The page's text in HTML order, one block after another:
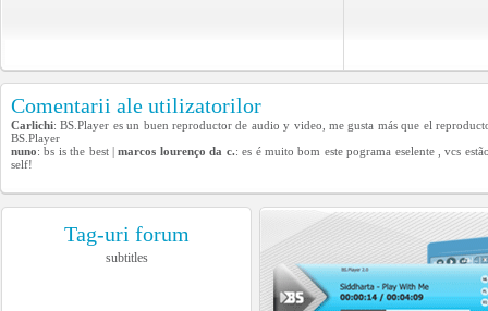
Comentarii ale utilizatorilor
Carlichi: BS.Player es un buen reproductor de audio y video, me gusta más que el
BS.Player
nuno: bs is the best |marcos lourenço da c.: es é muito bom este pograma eselente , vcs
self!
Tag-uri forum
subtitles